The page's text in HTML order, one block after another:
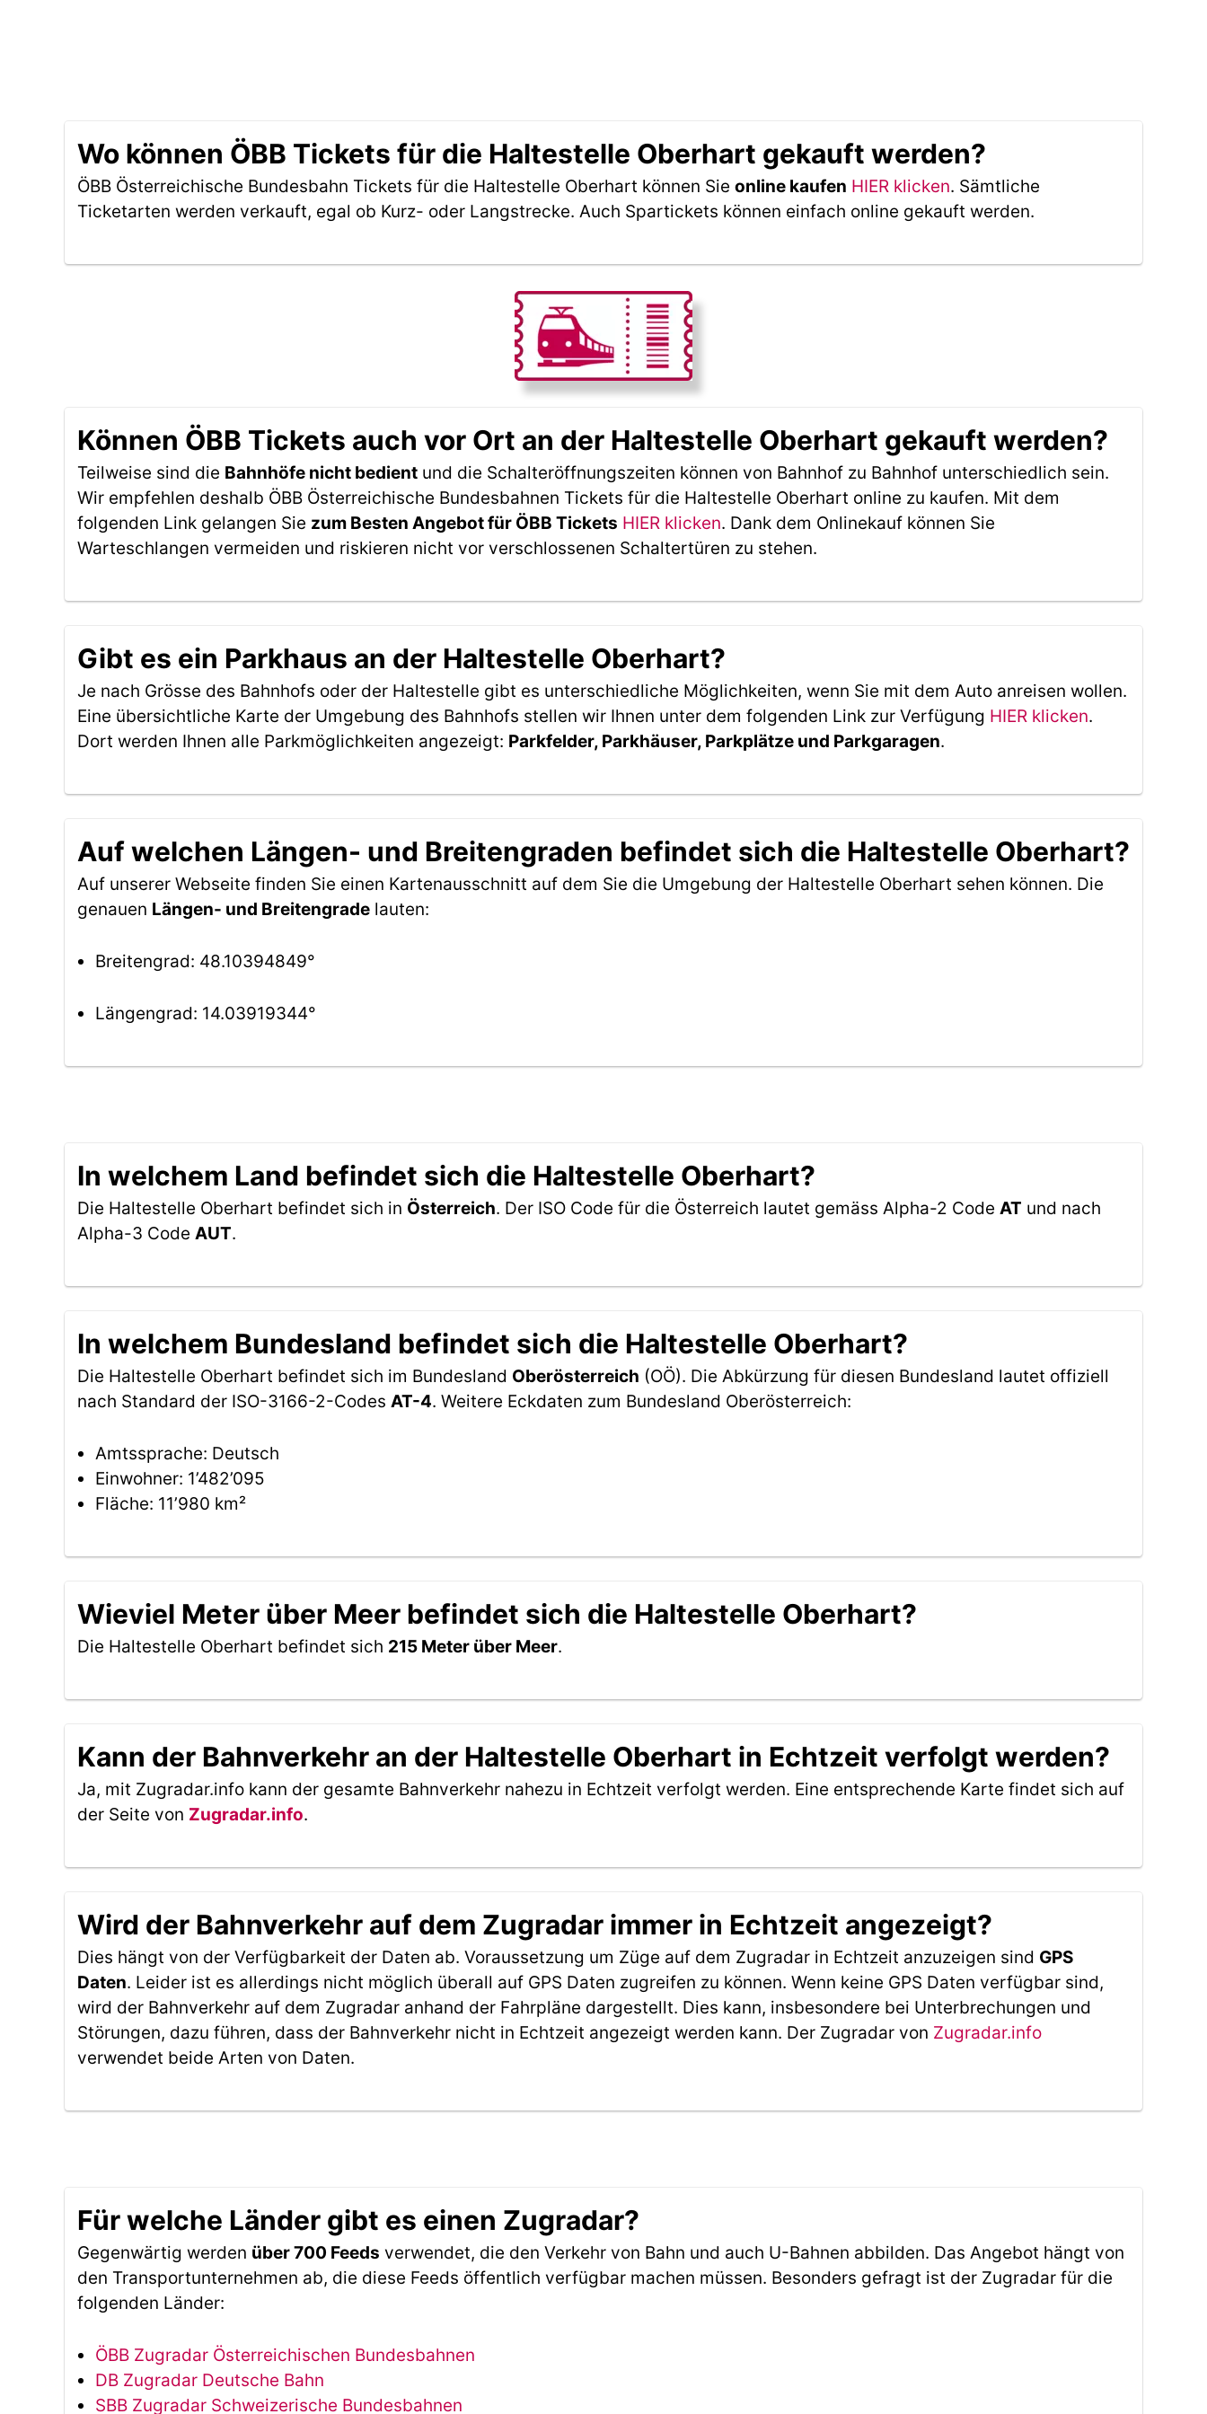
Wo können ÖBB Tickets für die Haltestelle Oberhart gekauft werden?
ÖBB Österreichische Bundesbahn Tickets für die Haltestelle Oberhart können Sie online kaufen HIER klicken. Sämtliche
Ticketarten werden verkauft, egal ob Kurz- oder Langstrecke. Auch Spartickets können einfach online gekauft werden.
Können ÖBB Tickets auch vor Ort an der Haltestelle Oberhart gekauft werden?
Teilweise sind die Bahnhöfe nicht bedient und die Schalteröffnungszeiten können von Bahnhof zu Bahnhof unterschiedlich sein.
Wir empfehlen deshalb ÖBB Österreichische Bundesbahnen Tickets für die Haltestelle Oberhart online zu kaufen. Mit dem
folgenden Link gelangen Sie zum Besten Angebot für ÖBB Tickets HIER klicken. Dank dem Onlinekauf können Sie
Warteschlangen vermeiden und riskieren nicht vor verschlossenen Schaltertüren zu stehen.
Gibt es ein Parkhaus an der Haltestelle Oberhart?
Je nach Grösse des Bahnhofs oder der Haltestelle gibt es unterschiedliche Möglichkeiten, wenn Sie mit dem Auto anreisen wollen.
Eine übersichtliche Karte der Umgebung des Bahnhofs stellen wir Ihnen unter dem folgenden Link zur Verfügung HIER klicken.
Dort werden Ihnen alle Parkmöglichkeiten angezeigt: Parkfelder, Parkhäuser, Parkplätze und Parkgaragen.
Auf welchen Längen- und Breitengraden befindet sich die Haltestelle Oberhart?
Auf unserer Webseite finden Sie einen Kartenausschnitt auf dem Sie die Umgebung der Haltestelle Oberhart sehen können. Die
genauen Längen- und Breitengrade lauten:
Breitengrad: 48.10394849°
Längengrad: 14.03919344°
In welchem Land befindet sich die Haltestelle Oberhart?
Die Haltestelle Oberhart befindet sich in Österreich. Der ISO Code für die Österreich lautet gemäss Alpha-2 Code AT und nach
Alpha-3 Code AUT.
In welchem Bundesland befindet sich die Haltestelle Oberhart?
Die Haltestelle Oberhart befindet sich im Bundesland Oberösterreich (OÖ). Die Abkürzung für diesen Bundesland lautet offiziell
nach Standard der ISO-3166-2-Codes AT-4. Weitere Eckdaten zum Bundesland Oberösterreich:
Amtssprache: Deutsch
Einwohner: 1’482’095
Fläche: 11’980 km²
Wieviel Meter über Meer befindet sich die Haltestelle Oberhart?
Die Haltestelle Oberhart befindet sich 215 Meter über Meer.
Kann der Bahnverkehr an der Haltestelle Oberhart in Echtzeit verfolgt werden?
Ja, mit Zugradar.info kann der gesamte Bahnverkehr nahezu in Echtzeit verfolgt werden. Eine entsprechende Karte findet sich auf
der Seite von Zugradar.info.
Wird der Bahnverkehr auf dem Zugradar immer in Echtzeit angezeigt?
Dies hängt von der Verfügbarkeit der Daten ab. Voraussetzung um Züge auf dem Zugradar in Echtzeit anzuzeigen sind GPS
Daten. Leider ist es allerdings nicht möglich überall auf GPS Daten zugreifen zu können. Wenn keine GPS Daten verfügbar sind,
wird der Bahnverkehr auf dem Zugradar anhand der Fahrpläne dargestellt. Dies kann, insbesondere bei Unterbrechungen und
Störungen, dazu führen, dass der Bahnverkehr nicht in Echtzeit angezeigt werden kann. Der Zugradar von Zugradar.info
verwendet beide Arten von Daten.
Für welche Länder gibt es einen Zugradar?
Gegenwärtig werden über 700 Feeds verwendet, die den Verkehr von Bahn und auch U-Bahnen abbilden. Das Angebot hängt von
den Transportunternehmen ab, die diese Feeds öffentlich verfügbar machen müssen. Besonders gefragt ist der Zugradar für die
folgenden Länder:
ÖBB Zugradar Österreichischen Bundesbahnen
DB Zugradar Deutsche Bahn
SBB Zugradar Schweizerische Bundesbahnen